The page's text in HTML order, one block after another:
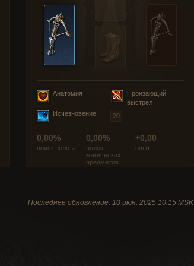
Анатомия
Пронзающий
выстрел
Исчезновение
0,00%
поиск золота
0,00%
поиск
магических
предметов
+0,00
опыт
Последнее обновление: 10 июн. 2025 10:15 MSK